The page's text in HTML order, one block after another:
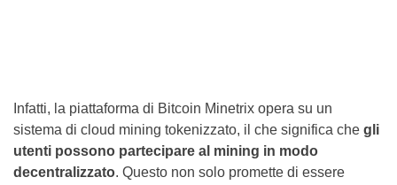
Infatti, la piattaforma di Bitcoin Minetrix opera su un
sistema di cloud mining tokenizzato, il che significa che gli
utenti possono partecipare al mining in modo
decentralizzato. Questo non solo promette di essere